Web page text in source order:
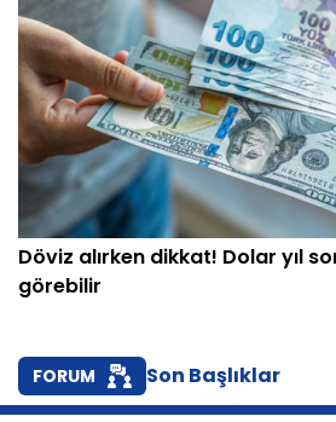
Döviz alırken dikkat! Dolar yıl
görebilir
FORUM Son Başlıklar